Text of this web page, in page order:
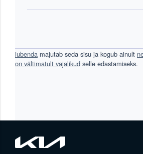
iubenda majutab seda sisu ja kogub ainult
on vältimatult vajalikud selle edastamiseks.